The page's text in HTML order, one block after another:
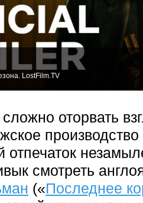
LostFilm.TV
оторвать
отпечаток
смотреть
(«Последнее